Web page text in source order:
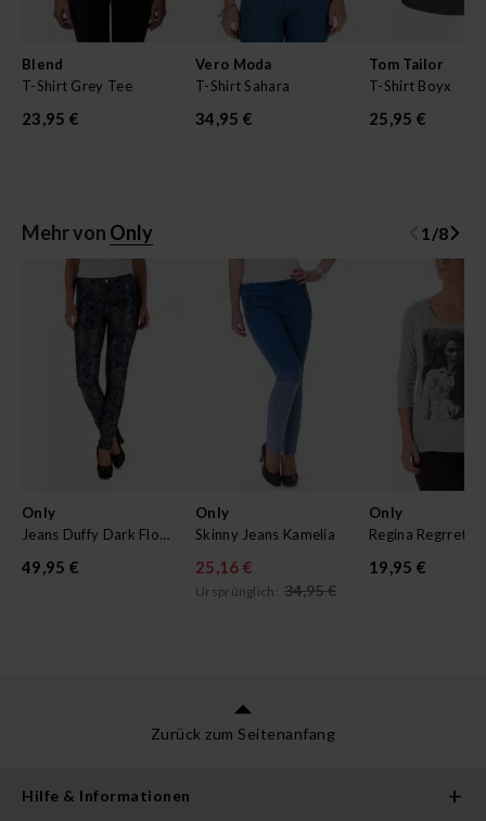
Blend
T-Shirt Grey Tee
23,95 €
Vero Moda
T-Shirt Sahara
34,95 €
Tom Tailor
T-Shirt Boyx
25,95 €
Mehr von Only 1 /8
Only
Jeans Duffy Dark Flower Legging
49,95 €
Only
Skinny Jeans Kamelia
25,16 €
Ursprünglich: 34,95 €
Only
19,95 €
Zurück zum Seitenanfang
Hilfe & Informationen